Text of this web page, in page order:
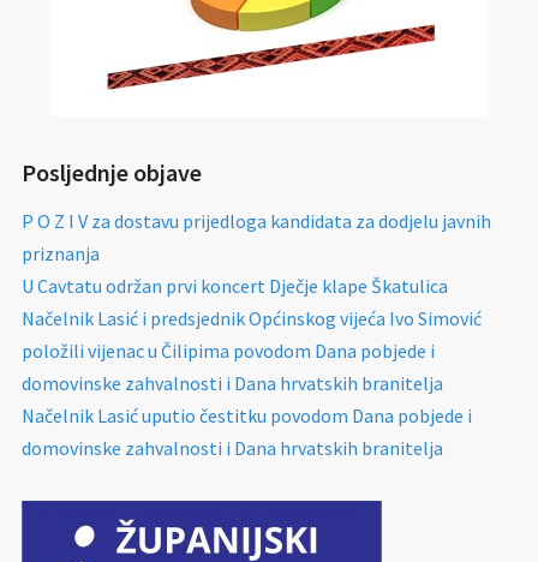
Posljednje objave
P O Z I V za dostavu prijedloga kandidata za dodjelu javnih
priznanja
U Cavtatu održan prvi koncert Dječje klape Škatulica
Načelnik Lasić i predsjednik Općinskog vijeća Ivo Simović
položili vijenac u Čilipima povodom Dana pobjede i
domovinske zahvalnosti i Dana hrvatskih branitelja
Načelnik Lasić uputio čestitku povodom Dana pobjede i
domovinske zahvalnosti i Dana hrvatskih branitelja